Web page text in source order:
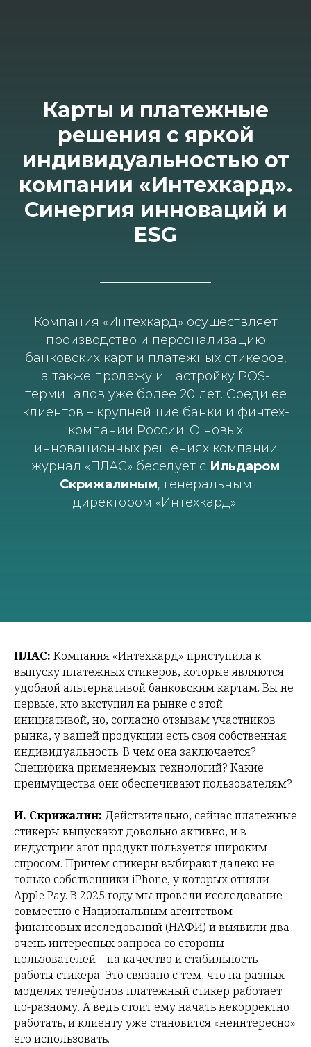
Карты и платежные
решения с яркой
индивидуальностью от
компании «Интехкард».
Синергия инноваций и
ESG
Компания «Интехкард» осуществляет
производство и персонализацию
банковских карт и платежных стикеров,
а также продажу и настройку POS-
терминалов уже более 20 лет. Среди ее
клиентов – крупнейшие банки и финтех-
компании России. О новых
инновационных решениях компании
журнал «ПЛАС» беседует с Ильдаром
Скрижалиным, генеральным
директором «Интехкард».
ПЛАС: Компания «Интехкард» приступила к
выпуску платежных стикеров, которые являются
удобной альтернативой банковским картам. Вы не
первые, кто выступил на рынке с этой
инициативой, но, согласно отзывам участников
рынка, у вашей продукции есть своя собственная
индивидуальность. В чем она заключается?
Специфика применяемых технологий? Какие
преимущества они обеспечивают пользователям?
И. Скрижалин: Действительно, сейчас платежные
стикеры выпускают довольно активно, и в
индустрии этот продукт пользуется широким
спросом. Причем стикеры выбирают далеко не
только собственники iPhone, у которых отняли
Apple Pay. В 2025 году мы провели исследование
совместно с Национальным агентством
финансовых исследований (НАФИ) и выявили два
очень интересных запроса со стороны
пользователей – на качество и стабильность
работы стикера. Это связано с тем, что на разных
моделях телефонов платежный стикер работает
по-разному. А ведь стоит ему начать некорректно
работать, и клиенту уже становится «неинтересно»
его использовать.